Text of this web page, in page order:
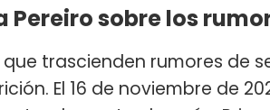
Pereiro sobre los
que trascienden rumores de
El 16 de noviembre de